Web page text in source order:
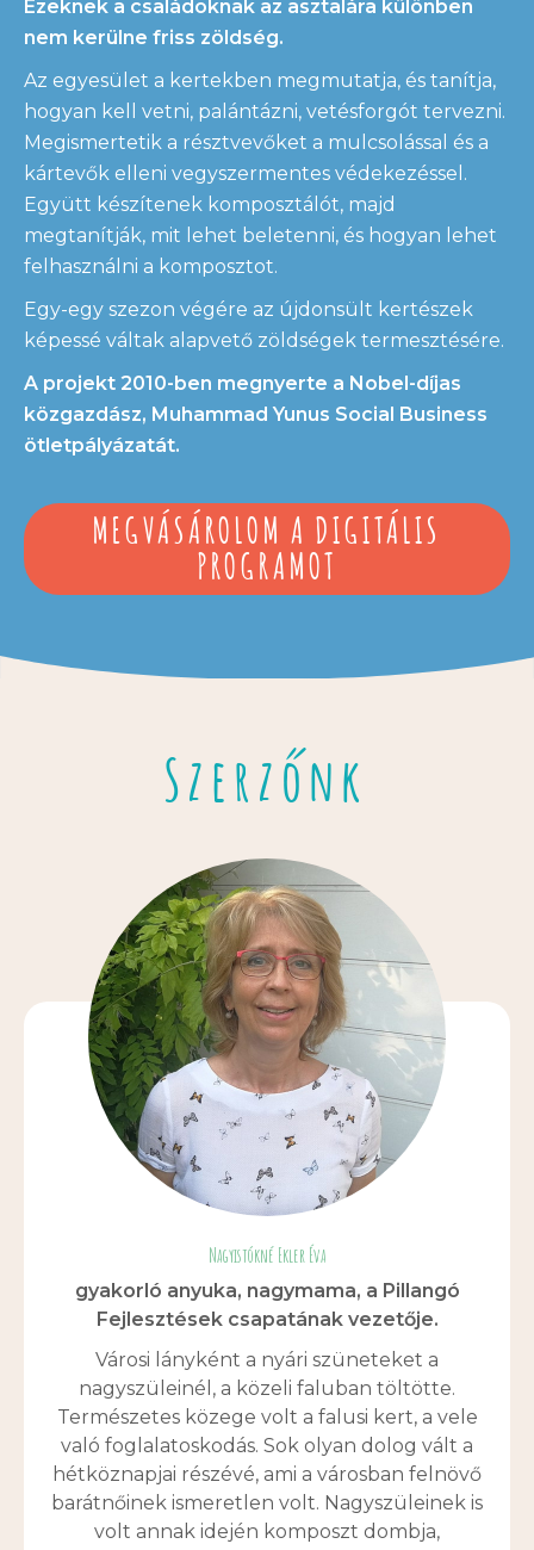
Ezeknek a családoknak az asztalára különben
nem kerülne friss zöldség.
Az egyesület a kertekben megmutatja, és tanítja,
hogyan kell vetni, palántázni, vetésforgót tervezni.
Megismertetik a résztvevőket a mulcsolással és a
kártevők elleni vegyszermentes védekezéssel.
Együtt készítenek komposztálót, majd
megtanítják, mit lehet beletenni, és hogyan lehet
felhasználni a komposztot.
Egy-egy szezon végére az újdonsült kertészek
képessé váltak alapvető zöldségek termesztésére.
A projekt 2010-ben megnyerte a Nobel-díjas
közgazdász, Muhammad Yunus Social Business
ötletpályázatát.
MEGVÁSÁROLOM A DIGITÁLIS
PROGRAMOT
Szerzőnk
Nagyistókné Ekler Éva
gyakorló anyuka, nagymama, a Pillangó
Fejlesztések csapatának vezetője.
Városi lányként a nyári szüneteket a
nagyszüleinél, a közeli faluban töltötte.
Természetes közege volt a falusi kert, a vele
való foglalatoskodás. Sok olyan dolog vált a
hétköznapjai részévé, ami a városban felnövő
barátnőinek ismeretlen volt. Nagyszüleinek is
volt annak idején komposzt dombja,